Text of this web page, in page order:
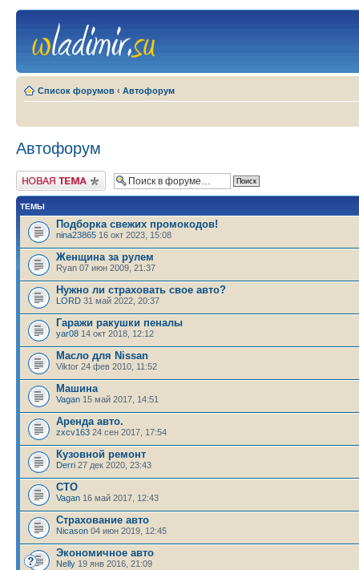
Список форумов ‹ Автофорум
Автофорум
Новая тема
ТЕМЫ
Подборка свежих промокодов!
nina23865 16 окт 2023, 15:08
Женщина за рулем
Ryan 07 июн 2009, 21:37
Нужно ли страховать свое авто?
LORD 31 май 2022, 20:37
Гаражи ракушки пеналы
yar08 14 окт 2018, 12:12
Масло для Nissan
Viktor 24 фев 2010, 11:52
Машина
Vagan 15 май 2017, 14:51
Аренда авто.
zxcv163 24 сен 2017, 17:54
Кузовной ремонт
Derri 27 дек 2020, 23:43
СТО
Vagan 16 май 2017, 12:43
Страхование авто
Nicason 04 июн 2019, 12:45
Экономичное авто
Nelly 19 янв 2016, 21:09